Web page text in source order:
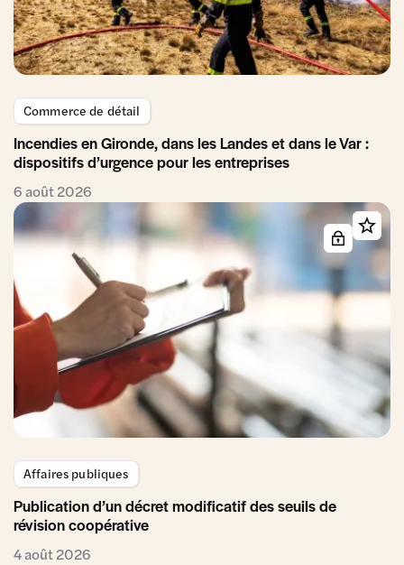
Commerce de détail
Incendies en Gironde, dans les Landes et dans le Var :
dispositifs d’urgence pour les entreprises
6 août 2026
Affaires publiques
Publication d’un décret modificatif des seuils de
révision coopérative
4 août 2026